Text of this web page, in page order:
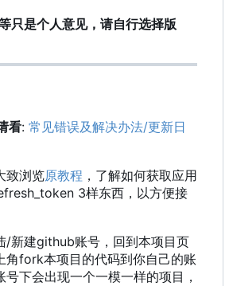
只是个人意见，请自行选择版
看: 常见错误及解决办法/更新日
致浏览原教程 ，了解如何获取应用
3样东西，以方便接
/新建github账号，回到本项目页
角fork本项目的代码到你自己的账
号下会出现一个一模一样的项目，